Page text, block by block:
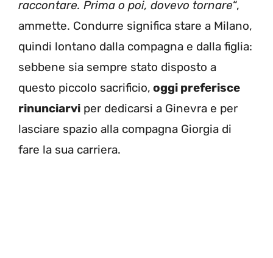
raccontare. Prima o poi, dovevo tornare“,
ammette. Condurre significa stare a Milano,
quindi lontano dalla compagna e dalla figlia:
sebbene sia sempre stato disposto a
questo piccolo sacrificio, oggi preferisce
rinunciarvi per dedicarsi a Ginevra e per
lasciare spazio alla compagna Giorgia di
fare la sua carriera.